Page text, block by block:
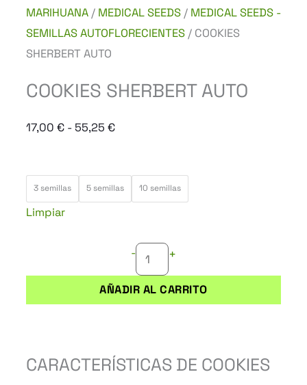
MARIHUANA / MEDICAL SEEDS / MEDICAL SEEDS -
SEMILLAS AUTOFLORECIENTES / COOKIES
SHERBERT AUTO
COOKIES SHERBERT AUTO
17,00 € -55,25 €Rango
desde
55,25 €
3 semillas 5 semillas 10 semillas
Limpiar
-
COOKIES
SHERBERT
cantidad
+
AÑADIR AL CARRITO
CARACTERÍSTICAS DE COOKIES